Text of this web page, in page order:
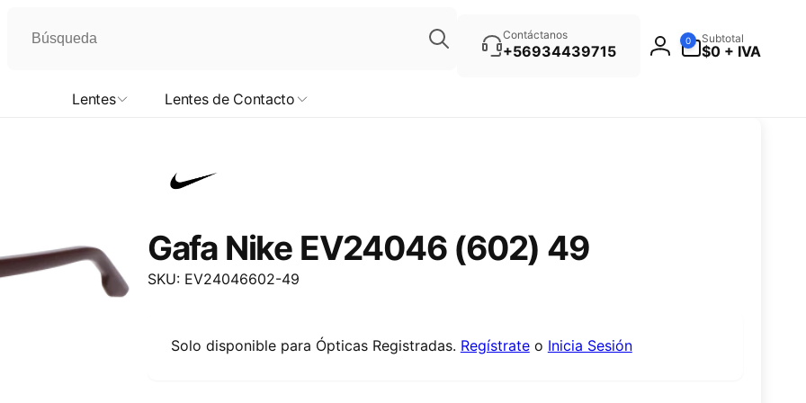
Contáctanos
+56934439715
0
artículos
Subtotal
$0 + IVA
Lentes Lentes de Contacto
Gafa Nike EV24046 (602) 49
SKU: EV24046602-49
Solo disponible para Ópticas Registradas. Regístrateo Inicia Sesión